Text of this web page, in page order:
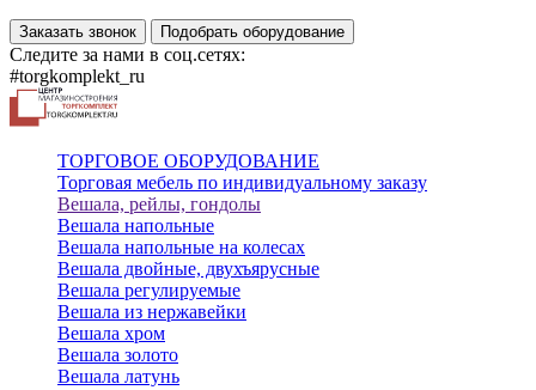
Заказать звонок Подобрать оборудование
Следите за нами в соц.сетях:
#torgkomplekt_ru
ТОРГОВОЕ ОБОРУДОВАНИЕ
Торговая мебель по индивидуальному заказу
Вешала, рейлы, гондолы
Вешала напольные
Вешала напольные на колесах
Вешала двойные, двухъярусные
Вешала регулируемые
Вешала из нержавейки
Вешала хром
Вешала золото
Вешала латунь